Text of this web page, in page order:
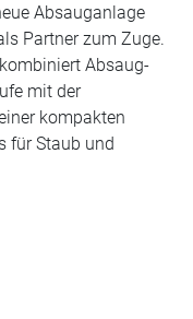
Absauganlage
Partner zum Zuge.
kombiniert Absaug-
mit der
kompakten
für Staub und